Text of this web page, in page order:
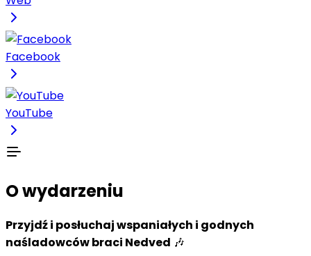
Facebook
YouTube
O wydarzeniu
Przyjdź i posłuchaj wspaniałych i godnych
naśladowców braci Nedved 🎶